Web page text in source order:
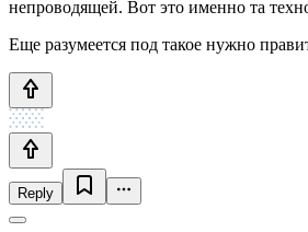
непроводящей. Вот это именно та
Еще разумеется под такое нужно
Reply